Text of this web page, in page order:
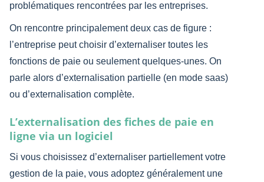
problématiques rencontrées par les entreprises.
On rencontre principalement deux cas de figure :
l’entreprise peut choisir d’externaliser toutes les
fonctions de paie ou seulement quelques-unes. On
parle alors d’externalisation partielle (en mode saas)​
ou d’externalisation complète.
L’externalisation des fiches de paie en
ligne via un logiciel
Si vous choisissez d’externaliser partiellement votre
gestion de la paie, vous adoptez généralement une